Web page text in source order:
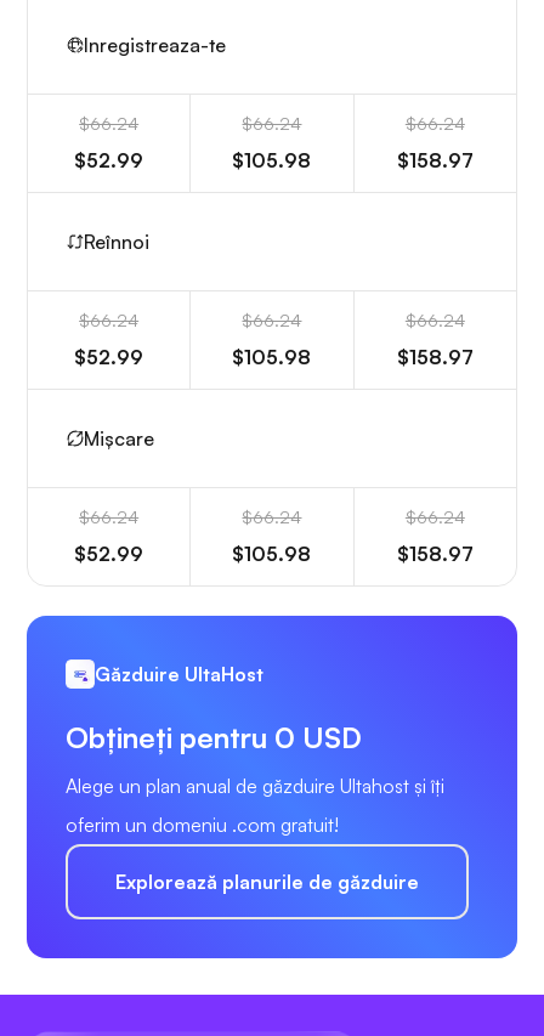
Inregistreaza-te
$66.24
$52.99
$66.24
$105.98
$66.24
$158.97
Reînnoi
$66.24
$52.99
$66.24
$105.98
$66.24
$158.97
Mișcare
$66.24
$52.99
$66.24
$105.98
$66.24
$158.97
Găzduire UltaHost
Obțineți pentru 0 USD
Alege un plan anual de găzduire Ultahost și îți
oferim un domeniu .com gratuit!
Explorează planurile de găzduire